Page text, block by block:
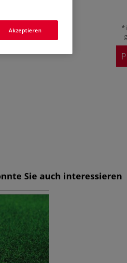
Sie auch interessieren
Akzeptieren